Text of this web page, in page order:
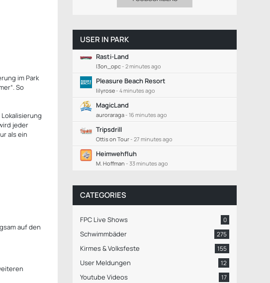
im Park
So
jeder
als ein
auf den
USER IN PARK
Rasti-Land
l3on_opc- 2 minutes ago
Pleasure Beach Resort
lilyrose- 4 minutes ago
MagicLand
auroraraga- 16 minutes ago
Tripsdrill
Ottis on Tour- 27 minutes ago
Heimwehfluh
M. Hoffman - 33 minutes ago
CATEGORIES
FPC Live Shows 0
Schwimmbäder 275
Kirmes & Volksfeste 155
User Meldungen 12
Youtube Videos 17